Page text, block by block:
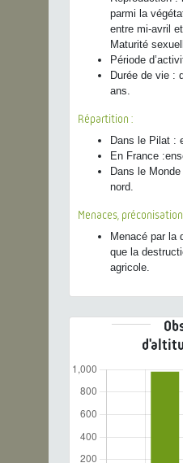
parmi la
entre mi-avril
Maturité
Période
Durée de vie :
ans.
Répartition :
Dans le Pilat :
En France
Dans le
nord.
Menaces,
Menacé par la
que la
agricole.